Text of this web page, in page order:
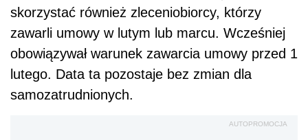
skorzystać również zleceniobiorcy, którzy
zawarli umowy w lutym lub marcu. Wcześniej
obowiązywał warunek zawarcia umowy przed 1
lutego. Data ta pozostaje bez zmian dla
samozatrudnionych.
AUTOPROMOCJA